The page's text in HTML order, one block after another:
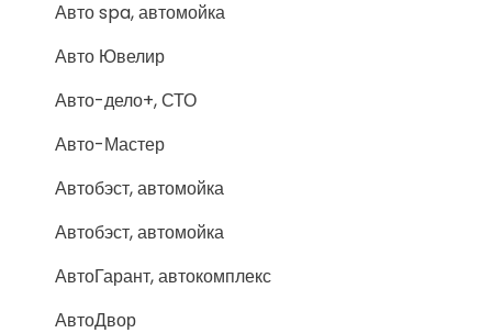
Авто spa, автомойка
Авто Ювелир
Авто-дело+, СТО
Авто-Мастер
Автобэст, автомойка
Автобэст, автомойка
АвтоГарант, автокомплекс
АвтоДвор